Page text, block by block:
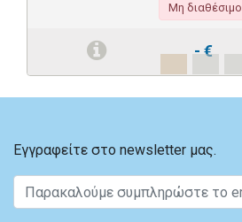
Μη διαθέσιμο
- €
Εγγραφείτε στο newsletter μας.